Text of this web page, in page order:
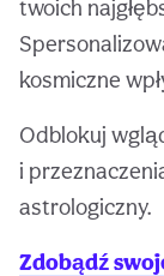
twoich
kosmiczne
Odblokuj
i
astrologiczny.
Zdobądź